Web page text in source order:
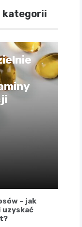
kategorii
– jak
uzyskać